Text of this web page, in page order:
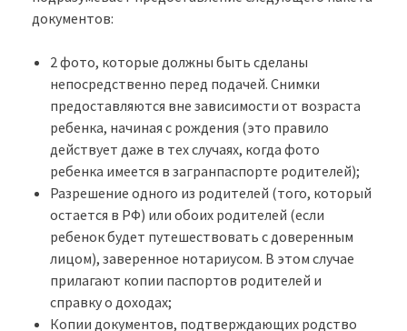
документов:
2 фото, которые должны быть сделаны
непосредственно перед подачей. Снимки
предоставляются вне зависимости от возраста
ребенка, начиная с рождения (это правило
действует даже в тех случаях, когда фото
ребенка имеется в загранпаспорте родителей);
Разрешение одного из родителей (того, который
остается в РФ) или обоих родителей (если
ребенок будет путешествовать с доверенным
лицом), заверенное нотариусом. В этом случае
прилагают копии паспортов родителей и
справку о доходах;
Копии документов, подтверждающих родство